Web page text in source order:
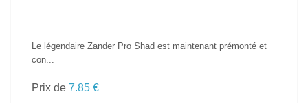
Le légendaire Zander Pro Shad est maintenant prémonté et
con...
Prix de 7.85 €